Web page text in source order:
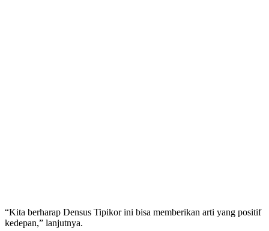
“Kita berharap Densus Tipikor ini bisa memberikan arti yang positif
kedepan,” lanjutnya.